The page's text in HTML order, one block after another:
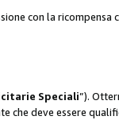
con la ricompensa
Speciali”).
che deve essere